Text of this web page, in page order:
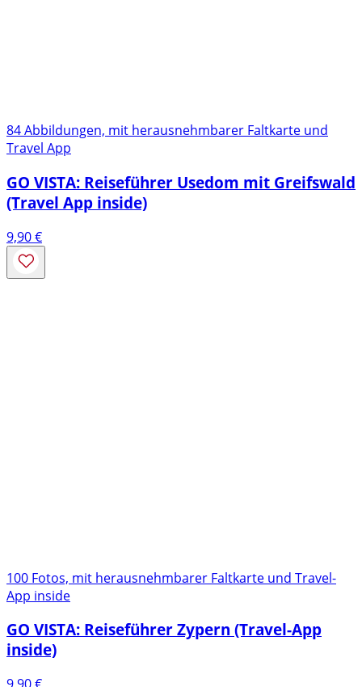
84 Abbildungen, mit herausnehmbarer Faltkarte und
Travel App
GO VISTA: Reiseführer Usedom mit Greifswald
(Travel App inside)
9,90€
100 Fotos, mit herausnehmbarer Faltkarte und Travel-
App inside
GO VISTA: Reiseführer Zypern (Travel-App
inside)